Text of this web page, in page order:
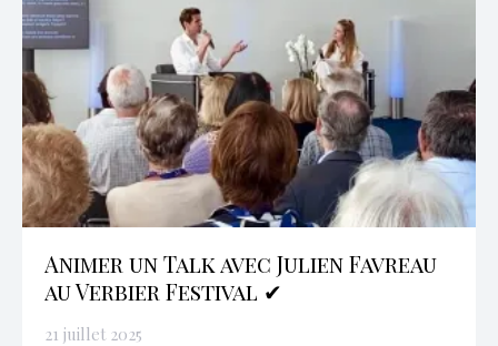
Animer un Talk avec Julien Favreau
au Verbier Festival ✔
21 juillet 2025